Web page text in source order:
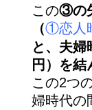
この③の
（①恋人
と、夫婦
円）を結
この2つ
婦時代の